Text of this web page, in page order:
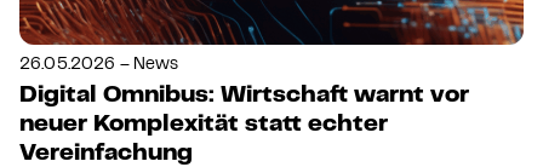
26.05.2026 – News
Digital Omnibus: Wirtschaft warnt vor
neuer Komplexität statt echter
Vereinfachung